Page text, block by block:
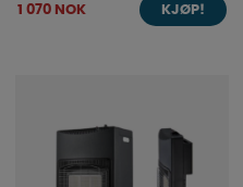
1 070 NOK KJØP!